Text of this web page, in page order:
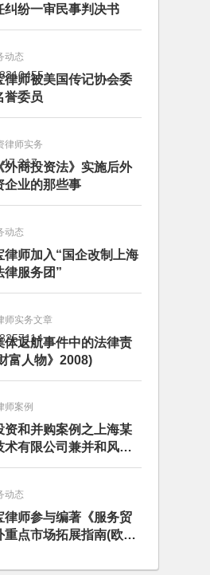
纠纷一审民事判决书
动态
律师被美国传记协会委
誉委员
律师实务
外商投资法》实施后外
企业的那些事
动态
律师加入“国企改制上海
律服务团”
师实务文章
体返航事件中的法律责
富人物》2008)
师案例
资和并购案例之上海某
术有限公司兼并和风险
务
动态
律师参与编著《服务贸
重点市场拓展指南(欧洲